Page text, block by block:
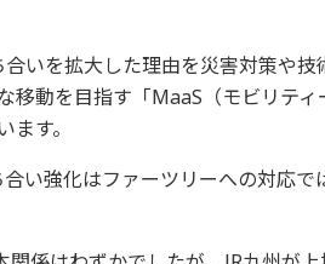
いを拡大した理由を災害対策や
移動を目指す「MaaS（モビリテ
す。
い強化はファーツリーへの対応